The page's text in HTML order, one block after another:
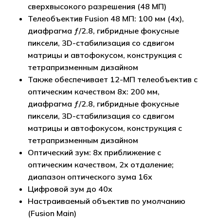
Корзина пуста.
сверхвысокого разрешения (48 МП)
Телеобъектив Fusion 48 МП: 100 мм (4x),
диафрагма ƒ/2.8, гибридные фокусные
пиксели, 3D-стабилизация со сдвигом
матрицы и автофокусом, конструкция с
тетрапризменным дизайном
Также обеспечивает 12-МП телеобъектив с
оптическим качеством 8x: 200 мм,
диафрагма ƒ/2.8, гибридные фокусные
пиксели, 3D-стабилизация со сдвигом
матрицы и автофокусом, конструкция с
тетрапризменным дизайном
Оптический зум: 8x приближение с
оптическим качеством, 2x отдаление;
диапазон оптического зума 16x
Цифровой зум до 40x
Настраиваемый объектив по умолчанию
(Fusion Main)